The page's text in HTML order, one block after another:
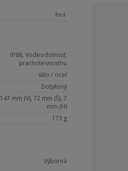
Red
IP68, Vodeodolnosť,
prachotesnosťou
sklo / oceľ
Dotykový
147 mm (V), 72 mm (Š), 7
mm (H)
173 g
Výborná